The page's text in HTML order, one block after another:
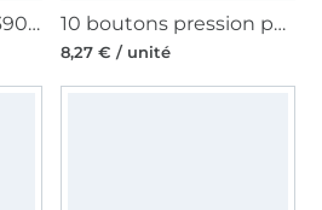
Recharge pour art. 390107 boutons pression jersey sans outil 10mm ar 10 boutons pression pour jersey anneaux dentelés, 10 mm, blanc
8,27 € / unité